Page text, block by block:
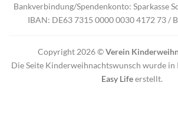
Bankverbindung/Spendenkonto: Sparkasse
IBAN: DE63 7315 0000 0030 4172 73 /
Copyright 2026 ©Verein
Die Seite Kinderweihnachtswunsch wurde
Easy Lifeerstellt.